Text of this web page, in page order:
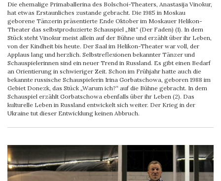
Die ehemalige Primaballerina des Bolschoi-Theaters, Anastasija Vinokur,
hat etwas Erstaunliches zustande gebracht. Die 1985 in Moskau
geborene Tänzerin präsentierte Ende Oktober im Moskauer Helikon-
Theater das selbstproduzierte Schauspiel „Nit“ (Der Faden) (1). In dem
Stück steht Vinokur meist allein auf der Bühne und erzählt über ihr Leben,
von der Kindheit bis heute. Der Saal im Helikon-Theater war voll, der
Applaus lang und herzlich. Selbstreflexionen bekannter Tänzer und
Schauspielerinnen sind ein neuer Trend in Russland. Es gibt einen Bedarf
an Orientierung in schwieriger Zeit. Schon im Frühjahr hatte auch die
bekannte russische Schauspielerin Irina Gorbatschowa, geboren 1988 im
Gebiet Donezk, das Stück „Warum ich?“ auf die Bühne gebracht. In dem
Schauspiel erzählt Gorbatschowa ebenfalls über ihr Leben (2). Das
kulturelle Leben in Russland entwickelt sich weiter. Der Krieg in der
Ukraine tut dieser Entwicklung keinen Abbruch.